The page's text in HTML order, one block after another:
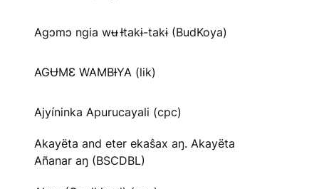
Agɔmɔ ngia wʉ Ɨtakɨ-takɨ (BudKoya)
AGɄMƐ WAMBƗYA (lik)
Ajyíninka Apurucayali (cpc)
Akayëta and eter ekaŝax aŋ. Akayëta
Añanar aŋ (BSCDBL)